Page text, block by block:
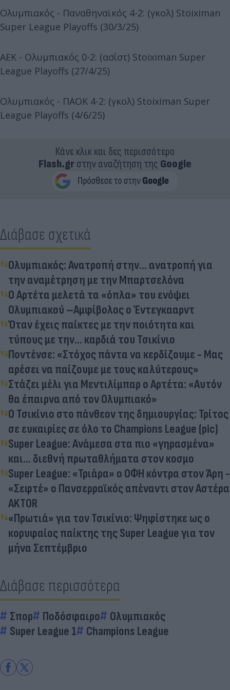
Ολυμπιακός - Παναθηναϊκός 4-2: (γκολ) Stoiximan
Super League Playoffs (30/3/25)
ΑΕΚ - Ολυμπιακός 0-2: (ασίστ) Stoiximan Super
League Playoffs (27/4/25)
Ολυμπιακός - ΠΑΟΚ 4-2: (γκολ) Stoiximan Super
League Playoffs (4/6/25)
Κάνε κλικ και δες περισσότερο
Flash.grστην αναζήτηση της Google
Διάβασε σχετικά
Ολυμπιακός: Ανατροπή στην... ανατροπή για
την αναμέτρηση με την Μπαρτσελόνα
Ο Αρτέτα μελετά τα «όπλα» του ενόψει
Ολυμπιακού –Αμφίβολος ο Έντεγκααρντ
Όταν έχεις παίκτες με την ποιότητα και
τύπους με την... καρδιά του Τσικίνιο
Ποντένσε: «Στόχος πάντα να κερδίζουμε - Μας
αρέσει να παίζουμε με τους καλύτερους»
Στάζει μέλι για Μεντιλίμπαρ ο Αρτέτα: «Αυτόν
θα έπαιρνα από τον Ολυμπιακό»
Ο Τσικίνιο στο πάνθεον της δημιουργίας: Τρίτος
σε ευκαιρίες σε όλο το Champions League (pic)
Super League: Aνάμεσα στα πιο «γηρασμένα»
και... διεθνή πρωταθλήματα στον κοσμο
Super League: «Τριάρα» ο ΟΦΗ κόντρα στον Άρη -
«Σεφτέ» ο Πανσερραϊκός απέναντι στον Αστέρα
AKTOR
«Πρωτιά» για τον Τσικίνιο: Ψηφίστηκε ως ο
κορυφαίος παίκτης της Super League για τον
μήνα Σεπτέμβριο
Διάβασε περισσότερα
Σπορ Ποδόσφαιρο
Ολυμπιακός
Super League 1
Champions League